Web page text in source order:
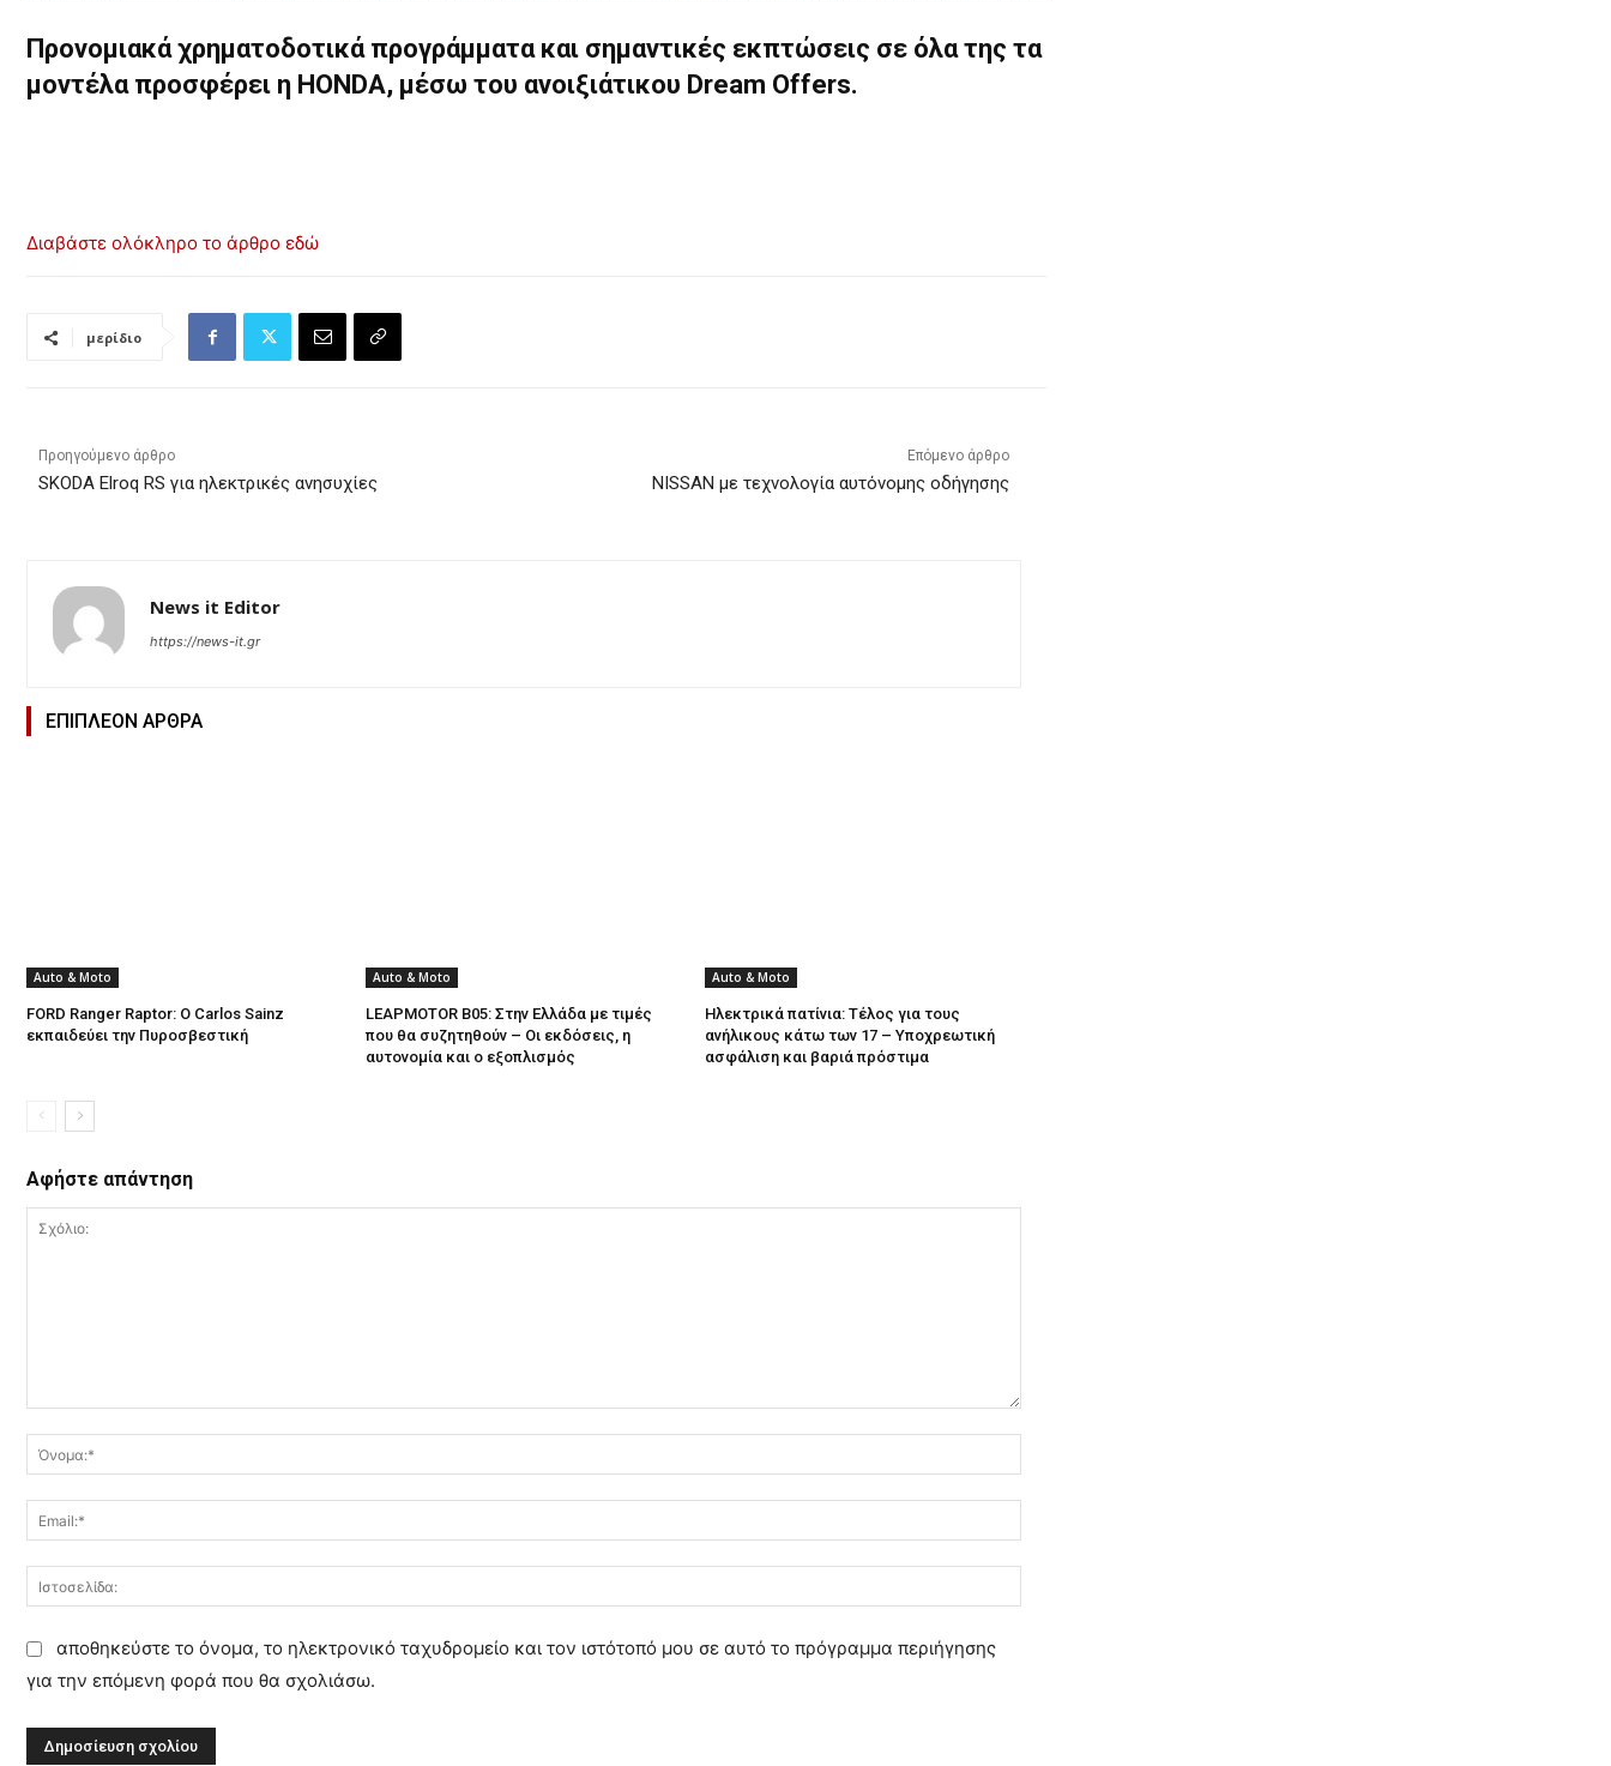
Προνομιακά χρηματοδοτικά προγράμματα και σημαντικές εκπτώσεις σε όλα της τα
μοντέλα προσφέρει η HONDA, μέσω του ανοιξιάτικου Dream Offers.
Διαβάστε ολόκληρο το άρθρο εδώ
μερίδιο
Προηγούμενο άρθρο
SKODA Elroq RS για ηλεκτρικές ανησυχίες
Επόμενο άρθρο
NISSAN με τεχνολογία αυτόνομης οδήγησης
News it Editor
https://news-it.gr
ΕΠΙΠΛΕΟΝ ΑΡΘΡΑ
Auto & Moto
FORD Ranger Raptor: Ο Carlos Sainz
εκπαιδεύει την Πυροσβεστική
Auto & Moto
LEAPMOTOR B05: Στην Ελλάδα με τιμές
που θα συζητηθούν – Οι εκδόσεις, η
αυτονομία και ο εξοπλισμός
Auto & Moto
Ηλεκτρικά πατίνια: Τέλος για τους
ανήλικους κάτω των 17 – Υποχρεωτική
ασφάλιση και βαριά πρόστιμα
Αφήστε απάντηση
ι
:
ν
μ
α
:
m
iσ
αποθηκεύστε το όνομα, το ηλεκτρονικό ταχυδρομείο και τον ιστότοπό μου σε αυτό το πρόγραμμα περιήγησης
για την επόμενη φορά που θα σχολιάσω.